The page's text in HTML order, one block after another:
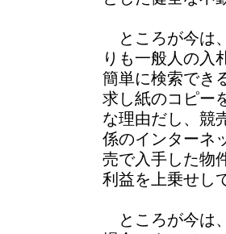
ところが今は
りも一般人の入
簡単に検索でき
求し紙のコピー
な理由だし、競
係のインターネ
売で入手した物
利益を上乗せし
ところが今は